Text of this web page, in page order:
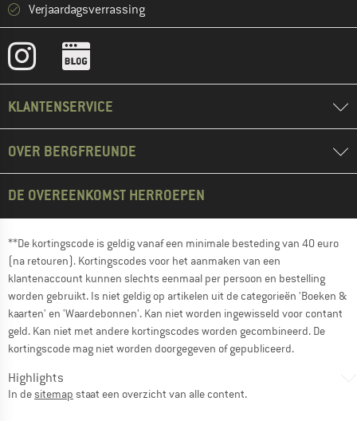
Verjaardagsverrassing
KLANTENSERVICE
OVER BERGFREUNDE
DE OVEREENKOMST HERROEPEN
**De kortingscode is geldig vanaf een minimale besteding van 40 euro
(na retouren). Kortingscodes voor het aanmaken van een
klantenaccount kunnen slechts eenmaal per persoon en bestelling
worden gebruikt. Is niet geldig op artikelen uit de categorieën 'Boeken &
kaarten' en 'Waardebonnen'. Kan niet worden ingewisseld voor contant
geld. Kan niet met andere kortingscodes worden gecombineerd. De
kortingscode mag niet worden doorgegeven of gepubliceerd.
Highlights
In desitemap staat een overzicht van alle content.